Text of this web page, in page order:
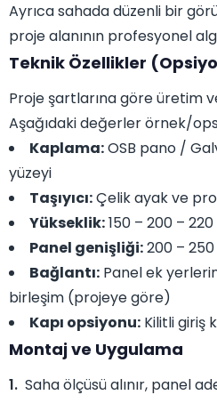
Ayrıca sahada düzenli bir
proje alanının profesyonel
Teknik Özellikler
Proje şartlarına göre üretim
Aşağıdaki değerler örnek/
Kaplama:OSB pano /
yüzeyi
Taşıyıcı:Çelik ayak ve
Yükseklik:150 – 200 –
Panel genişliği:200 –
Bağlantı: Panel ek
birleşim (projeye göre)
Kapı opsiyonu: Kilitli giriş
Montaj ve Uygulama
Saha ölçüsü alınır, panel